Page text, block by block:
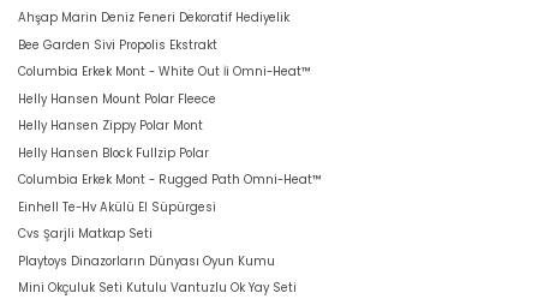
Ahşap Marin Deniz Feneri Dekoratif Hediyelik
Bee Garden Sivi Propolis Ekstrakt
Columbia Erkek Mont - White Out İi Omni-Heat™
Helly Hansen Mount Polar Fleece
Helly Hansen Zippy Polar Mont
Helly Hansen Block Fullzip Polar
Columbia Erkek Mont - Rugged Path Omni-Heat™
Einhell Te-Hv Akülü El Süpürgesi
Cvs Şarjli Matkap Seti
Playtoys Dinazorların Dünyası Oyun Kumu
Mini Okçuluk Seti Kutulu Vantuzlu Ok Yay Seti